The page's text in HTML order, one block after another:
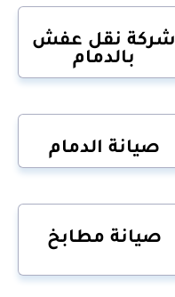
شركة نقل عفش
بالدمام
صيانة الدمام
صيانة مطابخ